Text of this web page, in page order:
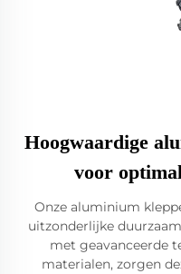
Hoogwaardige
voor
Onze aluminium
uitzonderlijke
met geavanceerde
materialen, zorgen